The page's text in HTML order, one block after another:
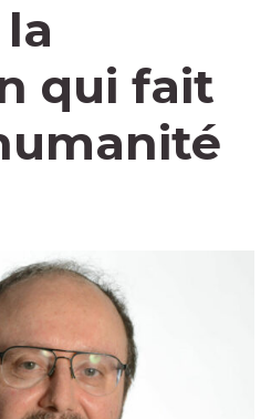
qui fait